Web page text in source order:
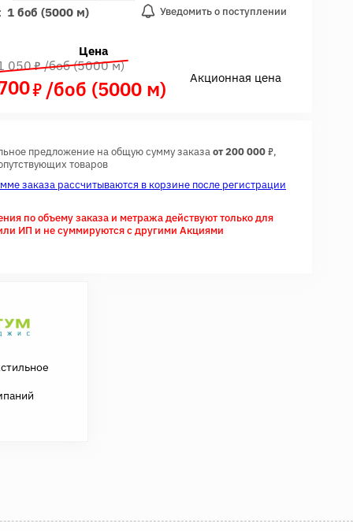
1 боб (5000 м) Уведомить о поступлении
Цена
7 /боб (5000 м)
0507 /боб (5000 м)
Акционная цена
предложение на общую сумму заказаот 200 0007,
товаров
заказа рассчитываются в корзине после регистрации
по объему заказа и метража действуют только для
ИП и не суммируются с другими Акциями